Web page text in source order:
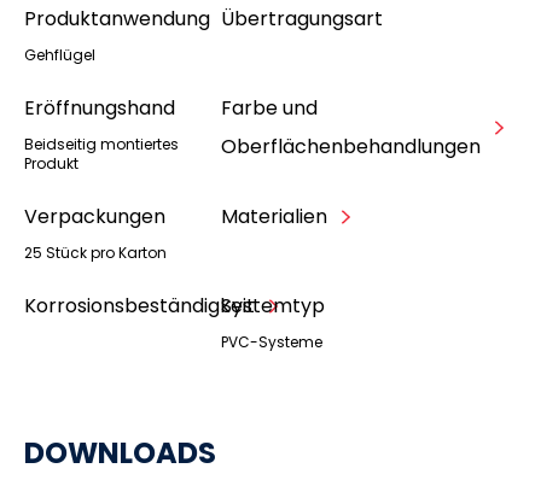
Produktanwendung
Gehflügel
Übertragungsart
Eröffnungshand
Beidseitig montiertes
Produkt
Farbe und
Oberflächenbehandlungen
Verpackungen
25 Stück pro Karton
Materialien
KorrosionsbeständigkeitSystemtyp
PVC-Systeme
DOWNLOADS